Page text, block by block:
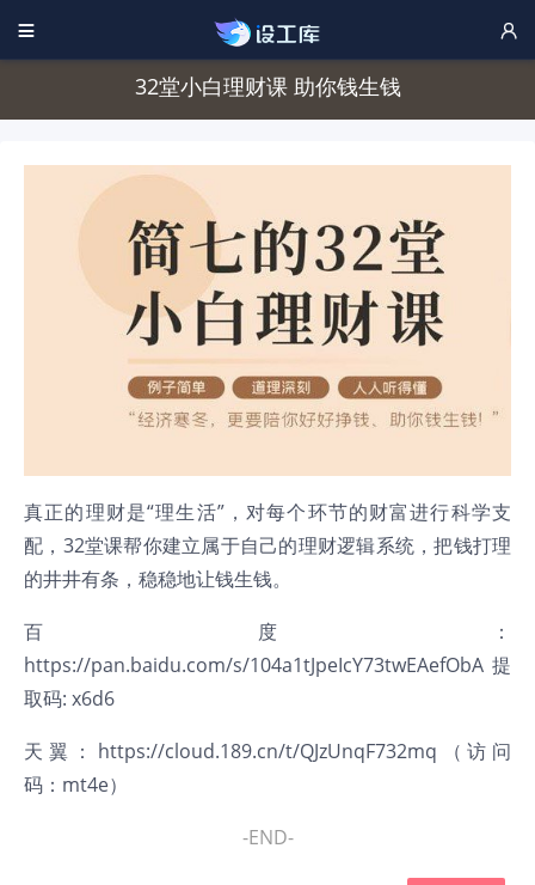
 
32堂小白理财课 助你钱生钱
真正的理财是“理生活”，对每个环节的财富进行科学支
配，32堂课帮你建立属于自己的理财逻辑系统，把钱打理
的井井有条，稳稳地让钱生钱。
百度：
https://pan.baidu.com/s/104a1tJpeIcY73twEAefObA 提
取码: x6d6
天翼： https://cloud.189.cn/t/QJzUnqF732mq （访问
码：mt4e）
-END-